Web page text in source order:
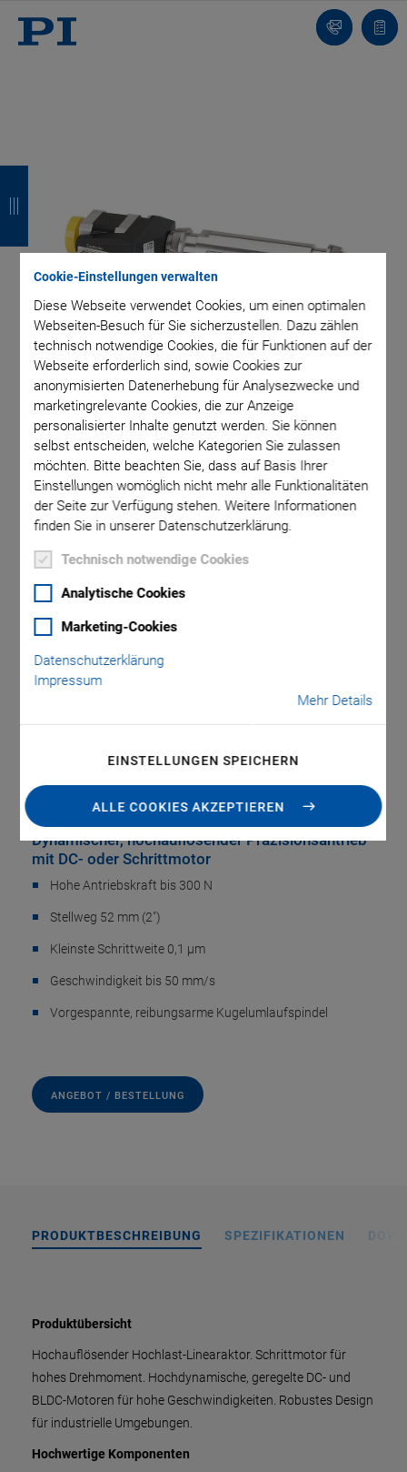
Cookie-Einstellungen verwalten
Diese Webseite verwendet Cookies, um einen optimalen
Webseiten-Besuch für Sie sicherzustellen. Dazu zählen
technisch notwendige Cookies, die für Funktionen auf der
Webseite erforderlich sind, sowie Cookies zur
anonymisierten Datenerhebung für Analysezwecke und
marketingrelevante Cookies, die zur Anzeige
personalisierter Inhalte genutzt werden. Sie können
selbst entscheiden, welche Kategorien Sie zulassen
möchten. Bitte beachten Sie, dass auf Basis Ihrer
Einstellungen womöglich nicht mehr alle Funktionalitäten
der Seite zur Verfügung stehen. Weitere Informationen
finden Sie in unserer Datenschutzerklärung.
Technisch notwendige Cookies
Analytische Cookies
Marketing-Cookies
Datenschutzerklärung
Impressum
Mehr Details
EINSTELLUNGEN SPEICHERN
ALLE COOKIES AKZEPTIEREN
Kontakt
Dieses Produkt wurde durch das folgende neue Produkt
abgelöst:
M-228 • M-229 HOCHAUFLÖSENDER
LINEARAKTOR MIT SCHRITTMOTOR
L-239 Hochlast-
Linearaktor
Dynamischer, hochauflösender Präzisionsantrieb
mit DC- oder Schrittmotor
Hohe Antriebskraft bis 300 N
Stellweg 52 mm (2")
Kleinste Schrittweite 0,1 µm
Geschwindigkeit bis 50 mm/s
Vorgespannte, reibungsarme Kugelumlaufspindel
ANGEBOT / BESTELLUNG
L-239.50SD
PRODUKTBESCHREIBUNG SPEZIFIKATIONEN
Produktübersicht
Hochauflösender Hochlast-Linearaktor. Schrittmotor für
hohes Drehmoment. Hochdynamische, geregelte DC- und
BLDC-Motoren für hohe Geschwindigkeiten. Robustes Design
für industrielle Umgebungen.
Hochwertige Komponenten
ü
c
k
ü
c
k
ü
c
k
ü
c
k